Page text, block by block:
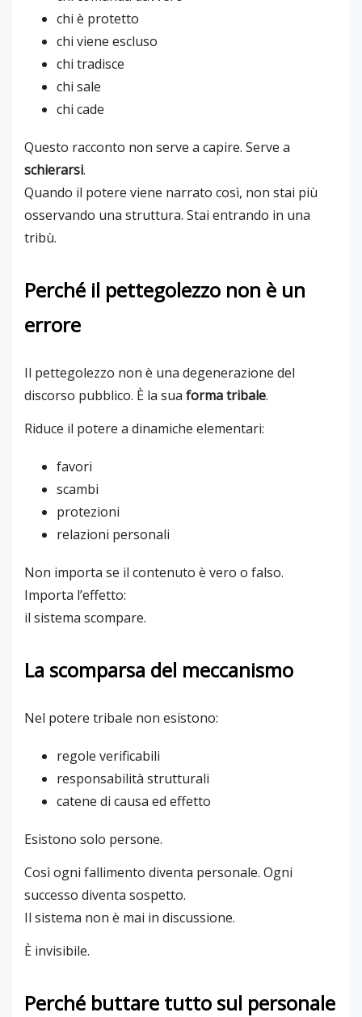
chi è protetto
chi viene escluso
chi tradisce
chi sale
chi cade
Questo racconto non serve a capire. Serve a
schierarsi.
Quando il potere viene narrato così, non stai più
osservando una struttura. Stai entrando in una
tribù.
Perché il pettegolezzo non è un
errore
Il pettegolezzo non è una degenerazione del
discorso pubblico. È la sua forma tribale.
Riduce il potere a dinamiche elementari:
favori
scambi
protezioni
relazioni personali
Non importa se il contenuto è vero o falso.
Importa l’effetto:
il sistema scompare.
La scomparsa del meccanismo
Nel potere tribale non esistono:
regole verificabili
responsabilità strutturali
catene di causa ed effetto
Esistono solo persone.
Così ogni fallimento diventa personale. Ogni
successo diventa sospetto.
Il sistema non è mai in discussione.
È invisibile.
Perché buttare tutto sul personale